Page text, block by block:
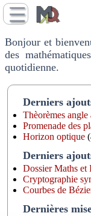
Bonjour et
des
quotidienne.
Derniers
Thèorèmes
Promenade des
Horizon optique
Derniers
Dossier Maths et
Cryptographie
Courbes de
Dernières